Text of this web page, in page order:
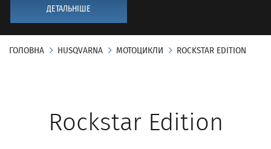
ДЕТАЛЬНІШЕ
ГОЛОВНА HUSQVARNA МОТОЦИКЛИ ROCKSTAR EDITION
Rockstar Edition